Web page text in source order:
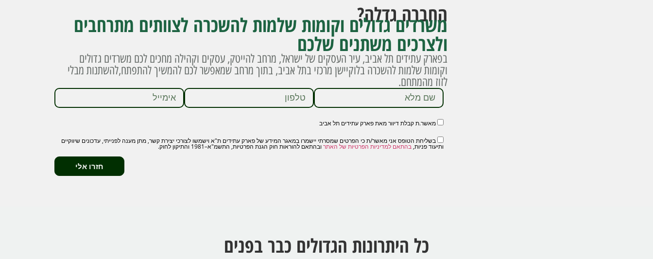
החברה גדלה?
משרדים גדולים וקומות שלמות להשכרה לצוותים מתרחבים
ולצרכים משתנים שלכם
בפארק עתידים תל אביב, עיר העסקים של ישראל, מרחב להייטק, עסקים וקהילה מחכים לכם משרדים גדולים
וקומות שלמות להשכרה בלוקיישן מרכזי בתל אביב, בתוך מרחב שמאפשר לכם להמשיך להתפתח,להשתנות מבלי
לזוז מהמתחם.
מאשר.ת קבלת דיוור מאת פארק עתידים תל אביב
בשליחת הטופס אני מאשר/ת כי הפרטים שמסרתי יישמרו במאגר המידע של פארק עתידים ת"א וישמשו לצורכי יצירת קשר, מתן מענה לפנייתי, עדכונים שיווקיים
ותיעוד פניות,בהתאם למדיניות הפרטיות של האתר ובהתאם להוראות חוק הגנת הפרטיות, התשמ"א–1981 והתיקון לחוק.
כל היתרונות הגדולים כבר בפנים